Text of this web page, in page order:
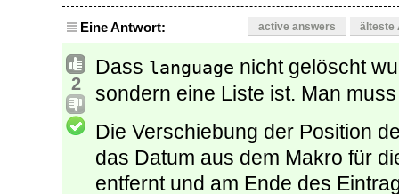
Eine Antwort: active answers älteste
2
Dass language nicht gelöscht
sondern eine Liste ist. Man
Die Verschiebung der Position
das Datum aus dem Makro für
entfernt und am Ende des